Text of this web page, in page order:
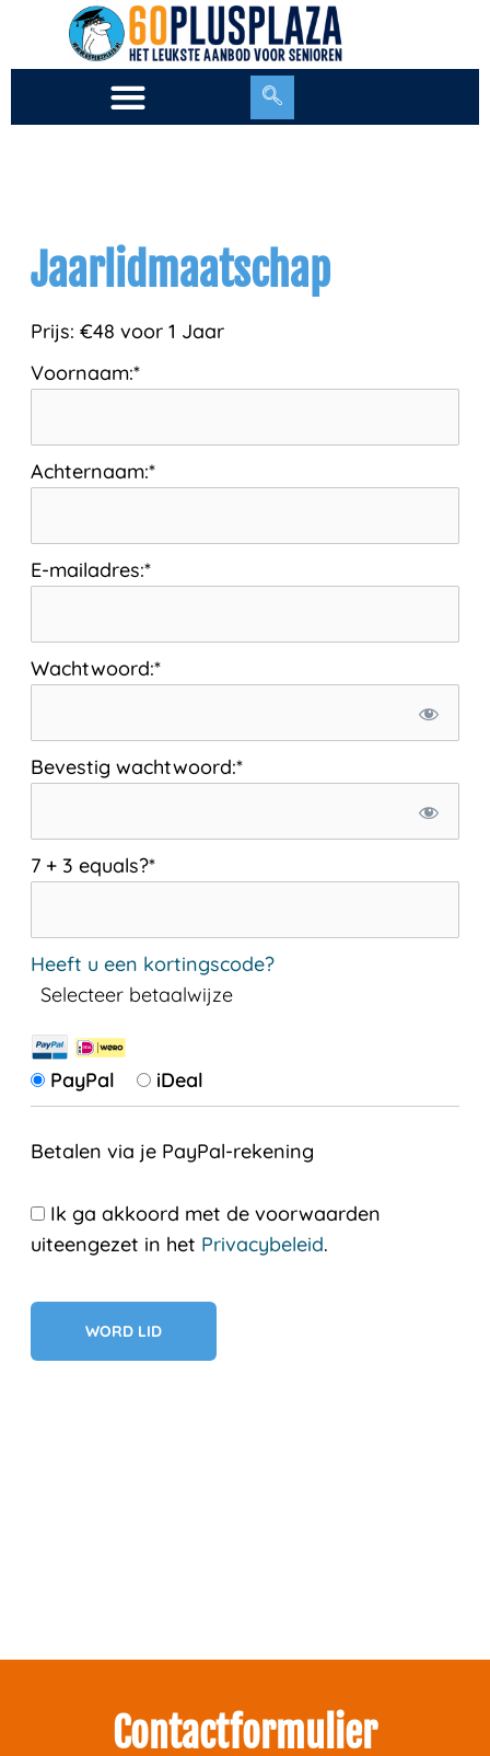
de
Jaarlidmaatschap
Prijs: €48 voor 1 Jaar
Voornaam:*
Achternaam:*
E-mailadres:*
Wachtwoord:*
Bevestig wachtwoord:*
7 + 3 equals?*
Heeft u een kortingscode?
Selecteer betaalwijze
PayPal iDeal
Betalen via je PayPal-rekening
Ik ga akkoord met de voorwaarden
uiteengezet in het Privacybeleid.
Geen val
Contactformulier